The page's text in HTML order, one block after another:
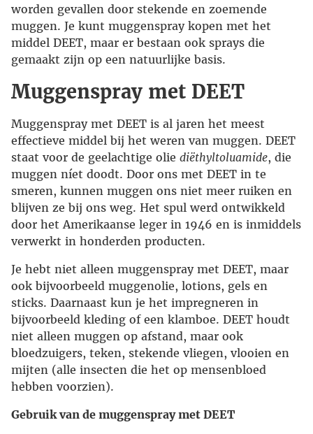
worden gevallen door stekende en zoemende
muggen. Je kunt muggenspray kopen met het
middel DEET, maar er bestaan ook sprays die
gemaakt zijn op een natuurlijke basis.
Muggenspray met DEET
Muggenspray met DEET is al jaren het meest
effectieve middel bij het weren van muggen. DEET
staat voor de geelachtige olie diëthyltoluamide, die
muggen níet doodt. Door ons met DEET in te
smeren, kunnen muggen ons niet meer ruiken en
blijven ze bij ons weg. Het spul werd ontwikkeld
door het Amerikaanse leger in 1946 en is inmiddels
verwerkt in honderden producten.
Je hebt niet alleen muggenspray met DEET, maar
ook bijvoorbeeld muggenolie, lotions, gels en
sticks. Daarnaast kun je het impregneren in
bijvoorbeeld kleding of een klamboe. DEET houdt
niet alleen muggen op afstand, maar ook
bloedzuigers, teken, stekende vliegen, vlooien en
mijten (alle insecten die het op mensenbloed
hebben voorzien).
Gebruik van de muggenspray met DEET